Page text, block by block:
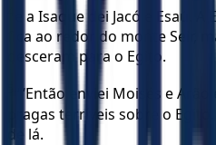
e a Isaque dei Jacó e Esaú.
fica ao redor do monte Seir,
desceram para o Egito.
“ ‘Então enviei Moisés e
pragas terríveis sobre o
de lá.